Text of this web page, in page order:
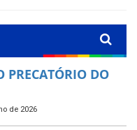
PRECATÓRIO DO
de 2026